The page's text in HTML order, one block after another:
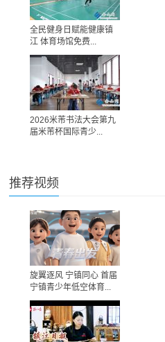
全民健身日赋能健康镇
江 体育场馆免费...
2026米芾书法大会第九
届米芾杯国际青少...
推荐视频
旋翼逐风 宁镇同心 首届
宁镇青少年低空体育...